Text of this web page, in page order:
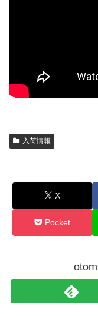
入荷情報
X
Pocket